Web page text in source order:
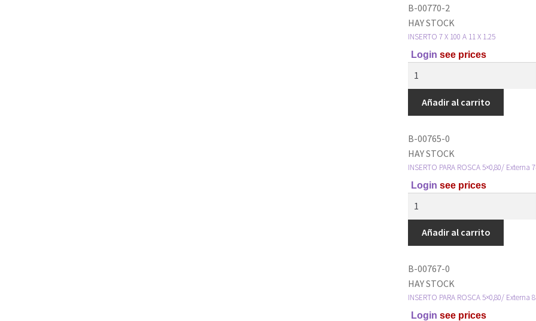
B-00770-2
HAY STOCK
INSERTO 7 X 100 A 11 X 1.25
Login see prices
Añadir al carrito
B-00765-0
HAY STOCK
INSERTO PARA ROSCA 5×0,80/ Externa
Login see prices
Añadir al carrito
B-00767-0
HAY STOCK
INSERTO PARA ROSCA 5×0,80/ Externa
Login see prices